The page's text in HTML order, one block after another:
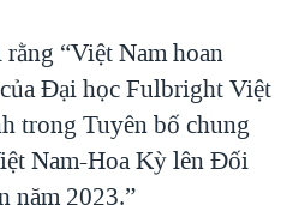
“Việt Nam hoan
Đại học Fulbright Việt
trong Tuyên bố chung
Nam-Hoa Kỳ lên Đối
năm 2023.”